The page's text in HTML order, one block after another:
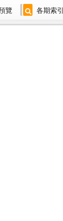
覽 各期索引